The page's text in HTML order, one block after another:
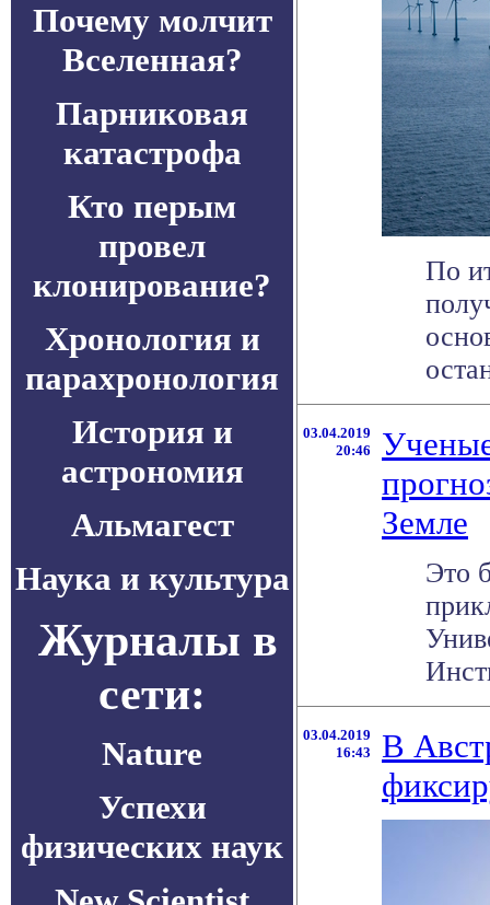
Почему молчит
Вселенная?
Парниковая
катастрофа
Кто перым
провел
клонирование?
Хронология и
парахронология
История и
астрономия
Альмагест
Наука и культура
Журналы в
сети:
Nature
Успехи
физических наук
По
03.04.2019
20:46
Земле
Это
03.04.2019
16:43
В